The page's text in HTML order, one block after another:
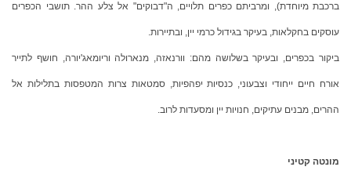
ברכבת מיוחדת), ומרביתם כפרים תלויים, ה"דבוקים" אל צלע ההר. תושבי הכפרים
עוסקים בחקלאות, בעיקר בגידול כרמי יין, ובתיירות.
ביקור בכפרים, ובעיקר בשלושה מהם: וורנאזה, מנארולה וריומאג'יורה, חושף לתייר
אורח חיים ייחודי וצבעוני, כנסיות יפהפיות, סמטאות צרות המטפסות בתלילות אל
ההרים, מבנים עתיקים, חנויות יין ומסעדות לרוב.
מונטה קטיני